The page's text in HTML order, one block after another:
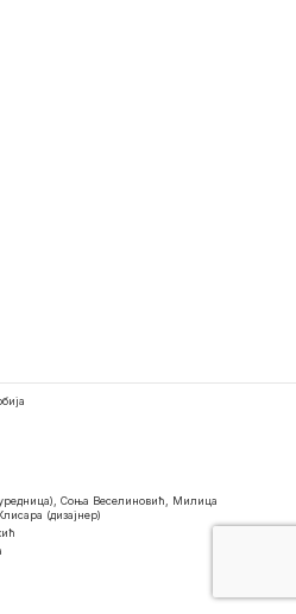
Соња Веселиновић, Милица
(дизајнер)